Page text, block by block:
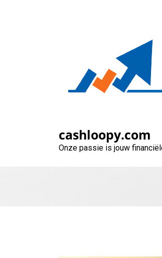
cashloopy.com
Onze passie is jouw